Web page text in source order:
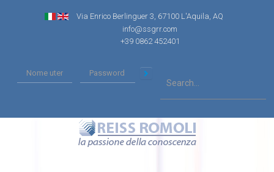
Via Enrico Berlinguer 3, 67100 L'Aquila, AQ
info@ssgrr.com
+39 0862 452401